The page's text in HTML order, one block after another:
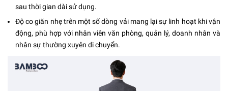
sau thời gian dài sử dụng.
Độ co giãn nhẹ trên một số dòng vải mang lại sự linh hoạt khi vận
động, phù hợp với nhân viên văn phòng, quản lý, doanh nhân và
nhân sự thường xuyên di chuyển.